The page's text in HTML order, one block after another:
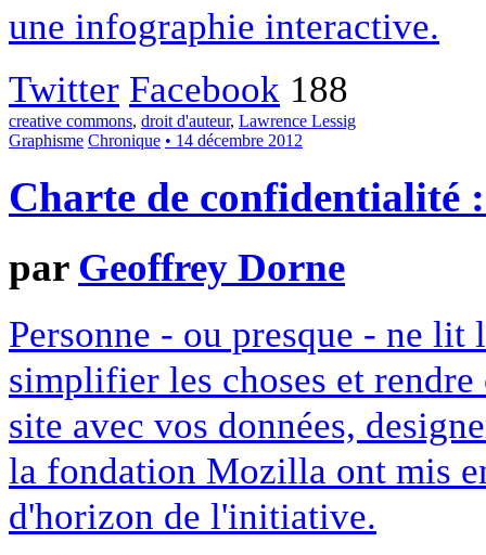
une infographie interactive.
Twitter Facebook 188
creative commons, droit d'auteur, Lawrence Lessig
Graphisme Chronique • 14 décembre 2012
Charte de confidentialité
par Geoffrey Dorne
Personne - ou presque - ne
simplifier les choses et
site avec vos données,
la fondation Mozilla ont mis
d'horizon de l'initiative.